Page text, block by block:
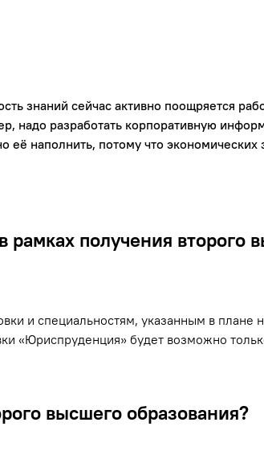
знаний сейчас активно поощряется
надо разработать корпоративную
наполнить, потому что экономических
рамках получения второго
и специальностям, указанным в плане
«Юриспруденция» будет возможно
высшего образования?